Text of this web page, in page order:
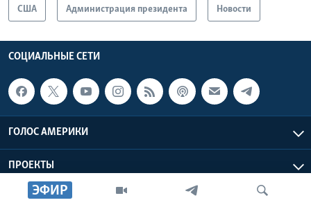
ЭФИР
США Администрация президента Новости
СОЦИАЛЬНЫЕ СЕТИ
ГОЛОС АМЕРИКИ
ПРОЕКТЫ